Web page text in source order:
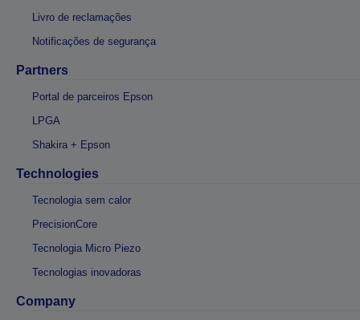
Livro de reclamações
Notificações de segurança
Partners
Portal de parceiros Epson
LPGA
Shakira + Epson
Technologies
Tecnologia sem calor
PrecisionCore
Tecnologia Micro Piezo
Tecnologias inovadoras
Company